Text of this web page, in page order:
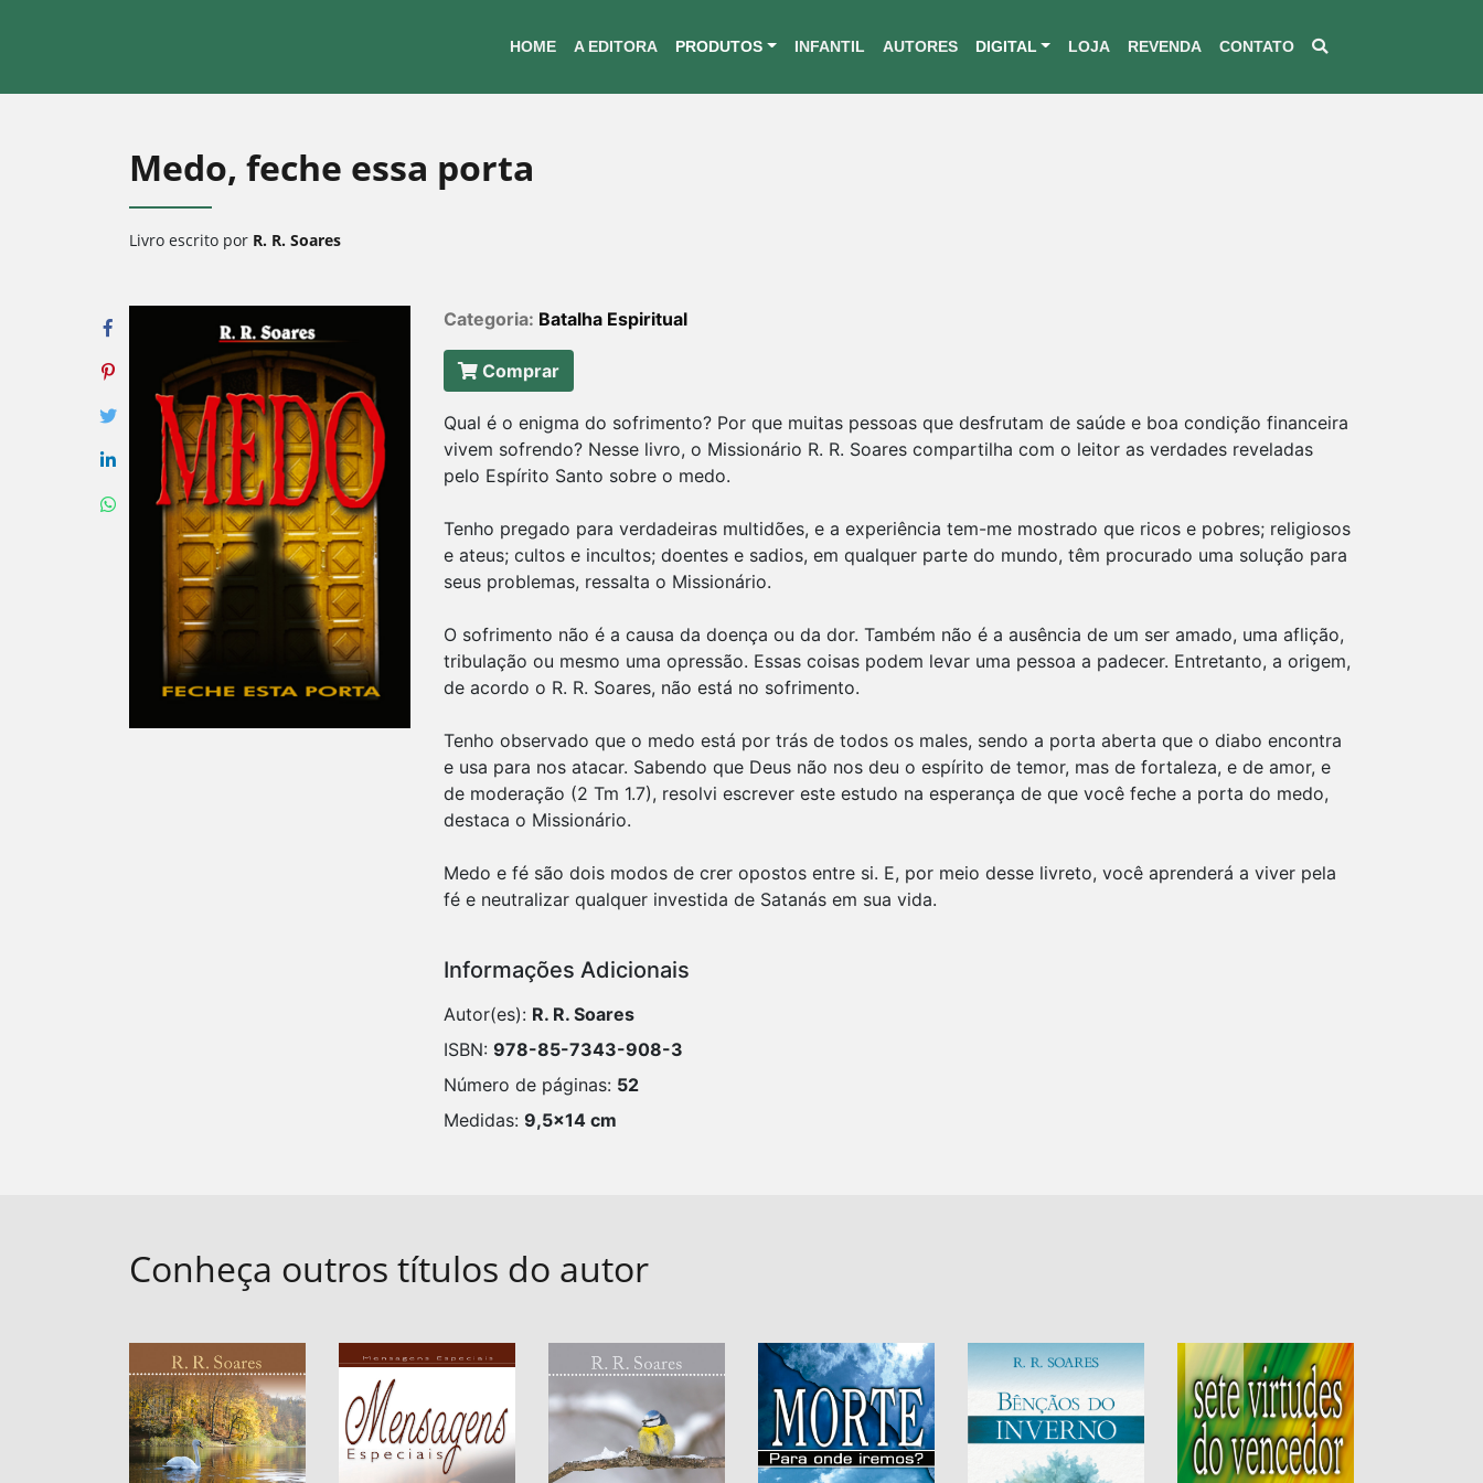
HOME A EDITORA PRODUTOS INFANTIL AUTORES DIGITAL LOJA REVENDA CONTATO
Medo, feche essa porta
Livro escrito por R. R. Soares
Categoria: Batalha Espiritual
Comprar
Qual é o enigma do sofrimento? Por que muitas pessoas que desfrutam de saúde e boa condição financeira
vivem sofrendo? Nesse livro, o Missionário R. R. Soares compartilha com o leitor as verdades reveladas
pelo Espírito Santo sobre o medo.
Tenho pregado para verdadeiras multidões, e a experiência tem-me mostrado que ricos e pobres; religiosos
e ateus; cultos e incultos; doentes e sadios, em qualquer parte do mundo, têm procurado uma solução para
seus problemas, ressalta o Missionário.
O sofrimento não é a causa da doença ou da dor. Também não é a ausência de um ser amado, uma aflição,
tribulação ou mesmo uma opressão. Essas coisas podem levar uma pessoa a padecer. Entretanto, a origem,
de acordo o R. R. Soares, não está no sofrimento.
Tenho observado que o medo está por trás de todos os males, sendo a porta aberta que o diabo encontra
e usa para nos atacar. Sabendo que Deus não nos deu o espírito de temor, mas de fortaleza, e de amor, e
de moderação (2 Tm 1.7), resolvi escrever este estudo na esperança de que você feche a porta do medo,
destaca o Missionário.
Medo e fé são dois modos de crer opostos entre si. E, por meio desse livreto, você aprenderá a viver pela
fé e neutralizar qualquer investida de Satanás em sua vida.
Informações Adicionais
Autor(es): R. R. Soares
ISBN: 978-85-7343-908-3
Número de páginas: 52
Medidas: 9,5x14 cm
Conheça outros títulos do autor